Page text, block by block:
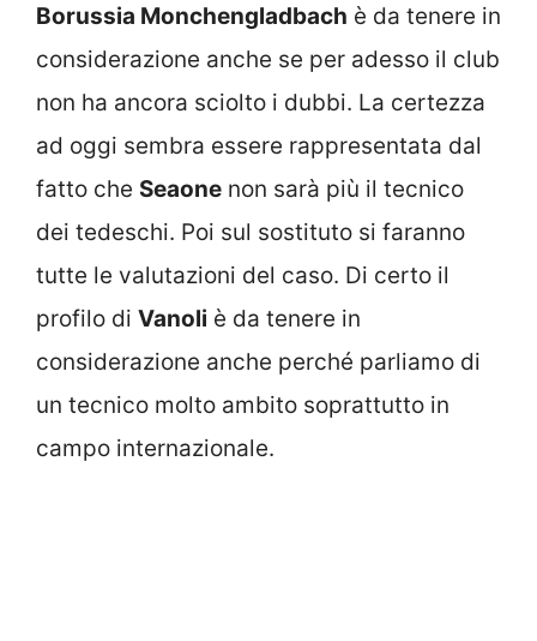
Borussia Monchengladbach è da tenere in
considerazione anche se per adesso il club
non ha ancora sciolto i dubbi. La certezza
ad oggi sembra essere rappresentata dal
fatto che Seaone non sarà più il tecnico
dei tedeschi. Poi sul sostituto si faranno
tutte le valutazioni del caso. Di certo il
profilo di Vanoli è da tenere in
considerazione anche perché parliamo di
un tecnico molto ambito soprattutto in
campo internazionale.